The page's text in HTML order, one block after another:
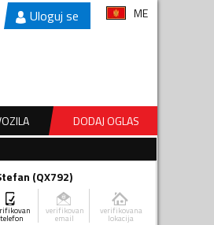
Uloguj se ME
DODAJ OGLAS
(QX792)
telefon
verifikovan
email
verifikovana
lokacija